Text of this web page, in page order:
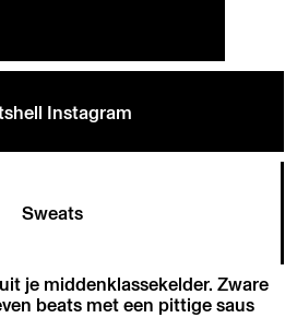
Instagram
Sweats
je middenklassekelder. Zware
beats met een pittige saus